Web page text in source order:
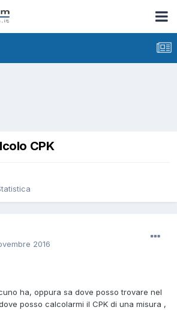
CPK
2016
ha, oppura sa dove posso trovare nel
posso calcolarmi il CPK di una misura ,